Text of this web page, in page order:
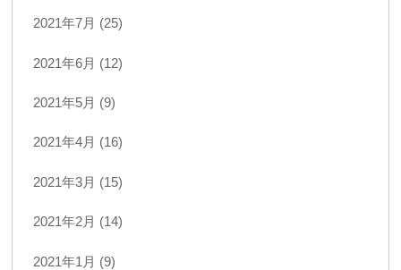
2021年7月 (25)
2021年6月 (12)
2021年5月 (9)
2021年4月 (16)
2021年3月 (15)
2021年2月 (14)
2021年1月 (9)